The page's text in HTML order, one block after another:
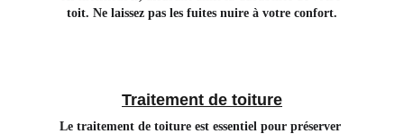
toit. Ne laissez pas les fuites nuire à votre confort.
Traitement de toiture
Le traitement de toiture est essentiel pour préserver